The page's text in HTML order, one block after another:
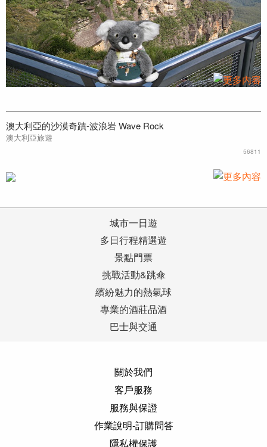
澳大利亞的沙漠奇蹟-波浪岩 Wave Rock
澳大利亞旅遊
56811
城市一日遊
多日行程精選遊
景點門票
挑戰活動&跳傘
繽紛魅力的熱氣球
專業的酒莊品酒
巴士與交通
關於我們
客戶服務
服務與保證
作業說明-訂購問答
隱私權保護